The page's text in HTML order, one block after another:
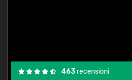
463recensioni